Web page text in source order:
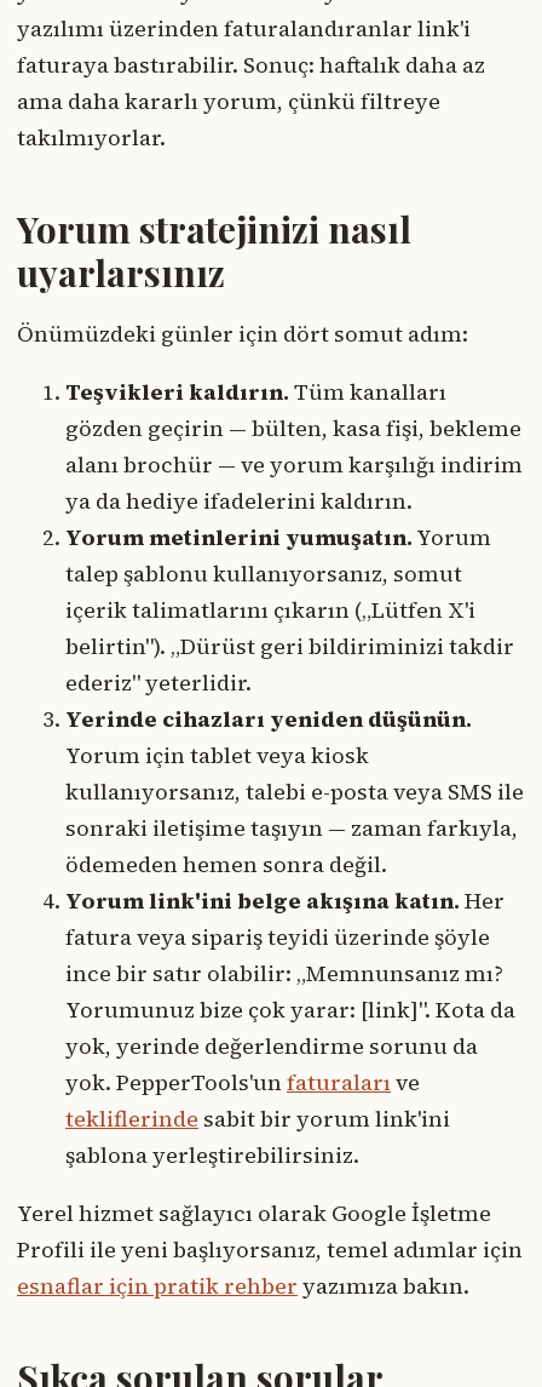
yazılımı üzerinden faturalandıranlar link'i
faturaya bastırabilir. Sonuç: haftalık daha az
ama daha kararlı yorum, çünkü filtreye
takılmıyorlar.
Yorum stratejinizi nasıl
uyarlarsınız
Önümüzdeki günler için dört somut adım:
Teşvikleri kaldırın. Tüm kanalları
gözden geçirin — bülten, kasa fişi, bekleme
alanı brochür — ve yorum karşılığı indirim
ya da hediye ifadelerini kaldırın.
Yorum metinlerini yumuşatın. Yorum
talep şablonu kullanıyorsanız, somut
içerik talimatlarını çıkarın („Lütfen X'i
belirtin"). „Dürüst geri bildiriminizi takdir
ederiz" yeterlidir.
Yerinde cihazları yeniden düşünün.
Yorum için tablet veya kiosk
kullanıyorsanız, talebi e-posta veya SMS ile
sonraki iletişime taşıyın — zaman farkıyla,
ödemeden hemen sonra değil.
Yorum link'ini belge akışına katın. Her
fatura veya sipariş teyidi üzerinde şöyle
ince bir satır olabilir: „Memnunsanız mı?
Yorumunuz bize çok yarar: [link]". Kota da
yok, yerinde değerlendirme sorunu da
yok. PepperTools'unfaturalarıve
tekliflerinde sabit bir yorum link'ini
şablona yerleştirebilirsiniz.
Yerel hizmet sağlayıcı olarak Google İşletme
Profili ile yeni başlıyorsanız, temel adımlar için
esnaflar için pratik rehber yazımıza bakın.
Sıkça sorulan sorular